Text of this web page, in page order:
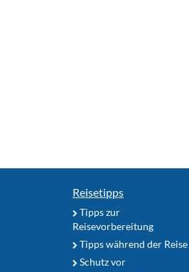
Reisetipps
Tipps zur
Reisevorbereitung
Tipps während der Reise
Schutz vor